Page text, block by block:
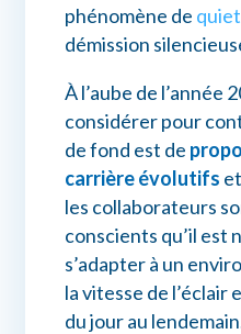
phénomène de
démission
À l’aube de l’année
considérer pour
de fond est de
carrière évolutifs
les collaborateurs
conscients qu’il est
s’adapter à un
la vitesse de
du jour au